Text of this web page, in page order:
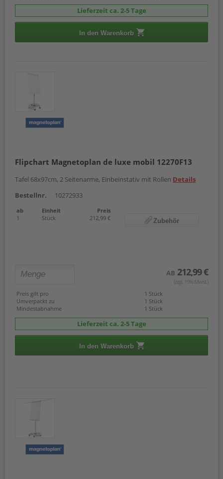
Lieferzeit ca. 2-5 Tage
In den Warenkorb
Flipchart Magnetoplan de luxe mobil 12270F13
Tafel 68x97cm, 2 Seitenarme, Einbeinstativ mit Rollen Details
Bestellnr.
10272933
ab Einheit
Preis
1
Stück 212,99 € Zubehör
AB 212,99 €
(zzgl. 19% Mwst.)
Preis gilt pro
1 Stück
Umverpackt zu
1 Stück
Mindestabnahme
1 Stück
Lieferzeit ca. 2-5 Tage
In den Warenkorb